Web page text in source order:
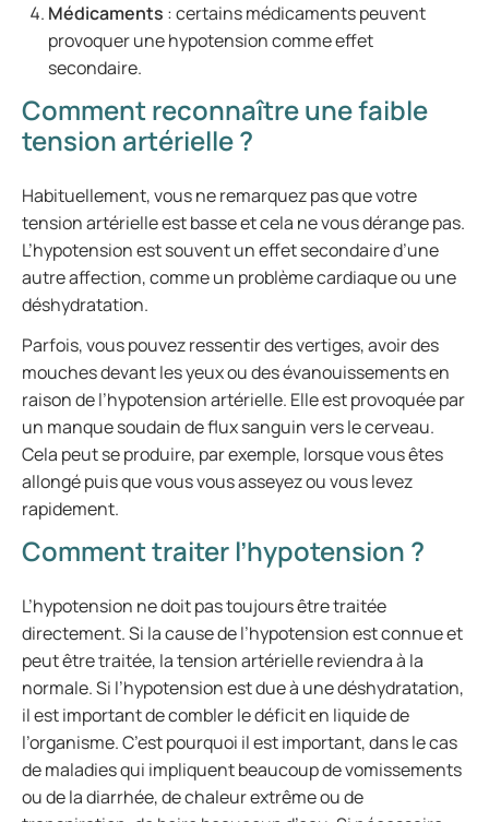
Médicaments : certains médicaments peuvent
provoquer une hypotension comme effet
secondaire.
Comment reconnaître une faible
tension artérielle ?
Habituellement, vous ne remarquez pas que votre
tension artérielle est basse et cela ne vous dérange pas.
L’hypotension est souvent un effet secondaire d’une
autre affection, comme un problème cardiaque ou une
déshydratation.
Parfois, vous pouvez ressentir des vertiges, avoir des
mouches devant les yeux ou des évanouissements en
raison de l’hypotension artérielle. Elle est provoquée par
un manque soudain de flux sanguin vers le cerveau.
Cela peut se produire, par exemple, lorsque vous êtes
allongé puis que vous vous asseyez ou vous levez
rapidement.
Comment traiter l’hypotension ?
L’hypotension ne doit pas toujours être traitée
directement. Si la cause de l’hypotension est connue et
peut être traitée, la tension artérielle reviendra à la
normale. Si l’hypotension est due à une déshydratation,
il est important de combler le déficit en liquide de
l’organisme. C’est pourquoi il est important, dans le cas
de maladies qui impliquent beaucoup de vomissements
ou de la diarrhée, de chaleur extrême ou de